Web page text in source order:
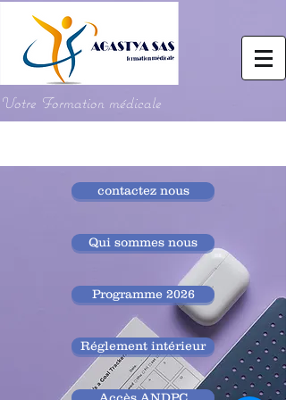
Votre Formation médicale
contactez nous
Qui sommes nous
Programme 2026
Réglement intérieur